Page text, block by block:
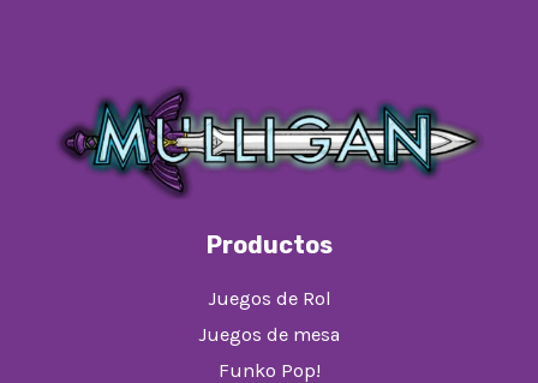
Productos
Juegos de Rol
Juegos de mesa
Funko Pop!